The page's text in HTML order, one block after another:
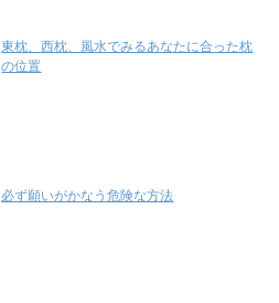
東枕、西枕、風水でみるあなたに合った枕
の位置
必ず願いがかなう危険な方法